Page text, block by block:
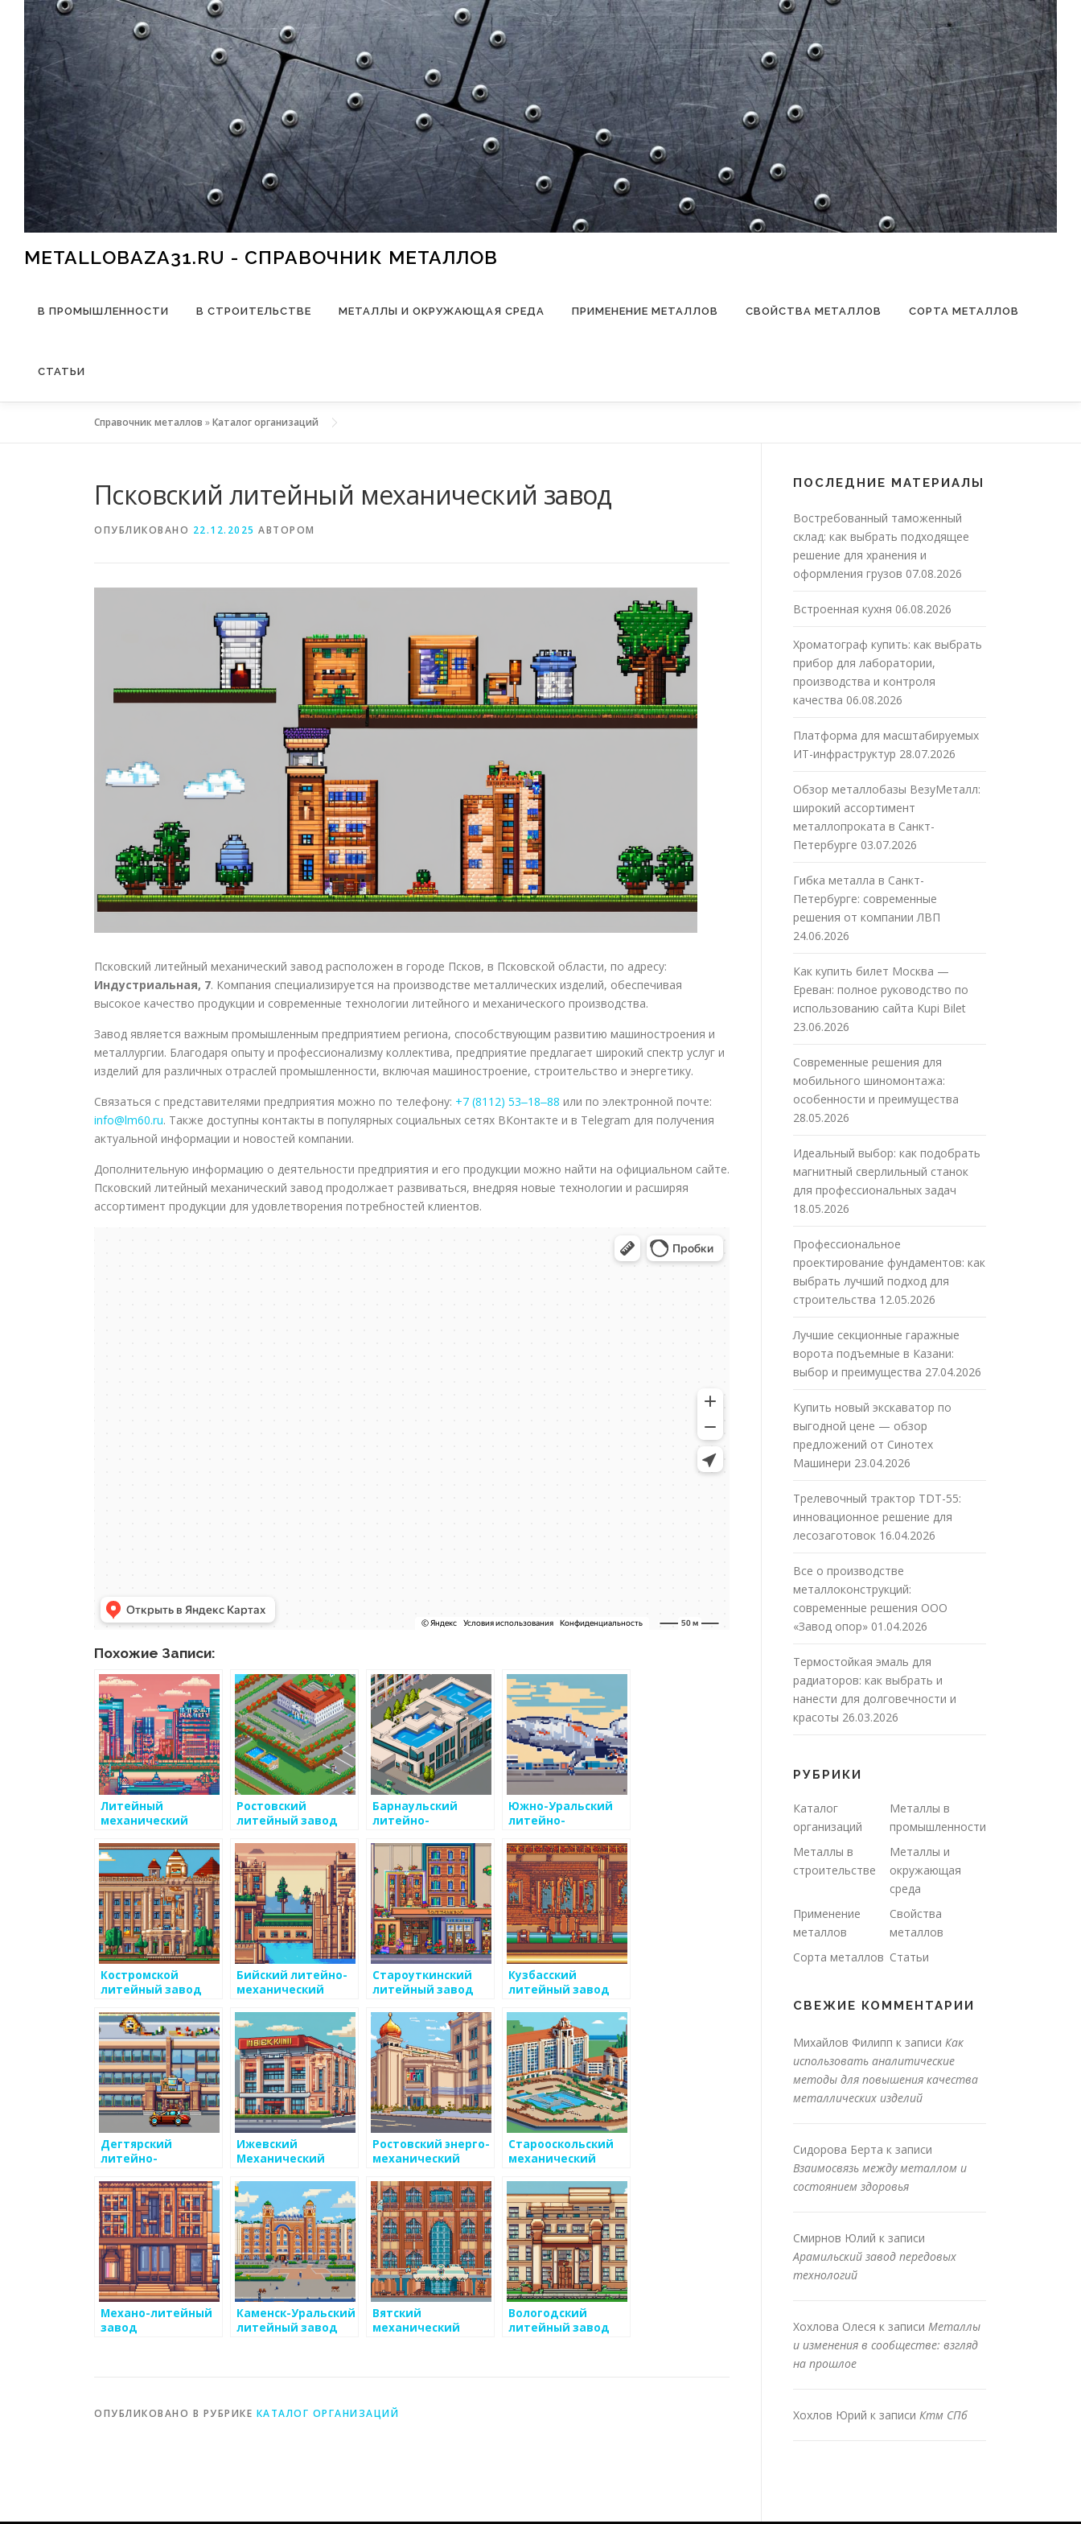
Перейти к содержимому
METALLOBAZA31.RU - СПРАВОЧНИК МЕТАЛЛОВ
В ПРОМЫШЛЕННОСТИ В СТРОИТЕЛЬСТВЕ МЕТАЛЛЫ И ОКРУЖАЮЩАЯ СРЕДА ПРИМЕНЕНИЕ МЕТАЛЛОВ СВОЙСТВА МЕТАЛЛОВ СОРТА МЕТАЛЛОВ
СТАТЬИ
Справочник металлов »Каталог организаций
Псковский литейный механический завод
ОПУБЛИКОВАНО 22.12.2025 АВТОРОМ
Псковский литейный механический завод расположен в городе Псков, в Псковской области, по адресу:
Индустриальная, 7. Компания специализируется на производстве металлических изделий, обеспечивая
высокое качество продукции и современные технологии литейного и механического производства.
Завод является важным промышленным предприятием региона, способствующим развитию машиностроения и
металлургии. Благодаря опыту и профессионализму коллектива, предприятие предлагает широкий спектр услуг и
изделий для различных отраслей промышленности, включая машиностроение, строительство и энергетику.
Связаться с представителями предприятия можно по телефону: +7 (8112) 53‒18‒88 или по электронной почте:
info@lm60.ru. Также доступны контакты в популярных социальных сетях ВКонтакте и в Telegram для получения
актуальной информации и новостей компании.
Дополнительную информацию о деятельности предприятия и его продукции можно найти на официальном сайте.
Псковский литейный механический завод продолжает развиваться, внедряя новые технологии и расширяя
ассортимент продукции для удовлетворения потребностей клиентов.
Похожие Записи:
Литейный
механический
Ростовский
литейный завод
Барнаульский
литейно-
завод
Южно-Уральский
литейно-
завод
Костромской
литейный завод
Бийский литейно-
механический
Староуткинский
литейный завод
Кузбасский
литейный завод
Дегтярский
литейно-
завод
Ижевский
Механический
Ростовский энерго-
механический
Старооскольский
механический
Механо-литейный
завод
Каменск-Уральский
литейный завод
Вятский
механический
Вологодский
литейный завод
ОПУБЛИКОВАНО В РУБРИКЕ КАТАЛОГ ОРГАНИЗАЦИЙ
ПОСЛЕДНИЕ МАТЕРИАЛЫ
Востребованный таможенный
склад: как выбрать подходящее
решение для хранения и
оформления грузов 07.08.2026
Встроенная кухня 06.08.2026
Хроматограф купить: как выбрать
прибор для лаборатории,
производства и контроля
качества 06.08.2026
Платформа для масштабируемых
ИТ-инфраструктур 28.07.2026
Обзор металлобазы ВезуМеталл:
широкий ассортимент
металлопроката в Санкт-
Петербурге 03.07.2026
Гибка металла в Санкт-
Петербурге: современные
решения от компании ЛВП
24.06.2026
Как купить билет Москва —
Ереван: полное руководство по
использованию сайта Kupi Bilet
23.06.2026
Современные решения для
мобильного шиномонтажа:
особенности и преимущества
28.05.2026
Идеальный выбор: как подобрать
магнитный сверлильный станок
для профессиональных задач
18.05.2026
Профессиональное
проектирование фундаментов: как
выбрать лучший подход для
строительства 12.05.2026
Лучшие секционные гаражные
ворота подъемные в Казани:
выбор и преимущества 27.04.2026
Купить новый экскаватор по
выгодной цене — обзор
предложений от Синотех
Машинери 23.04.2026
Трелевочный трактор TDT-55:
инновационное решение для
лесозаготовок 16.04.2026
Все о производстве
металлоконструкций:
современные решения ООО
«Завод опор» 01.04.2026
Термостойкая эмаль для
радиаторов: как выбрать и
нанести для долговечности и
красоты 26.03.2026
РУБРИКИ
Каталог
организаций
Металлы в
промышленности
Металлы в
строительстве
Металлы и
окружающая
среда
Применение
металлов
Свойства
металлов
Сорта металлов Статьи
СВЕЖИЕ КОММЕНТАРИИ
Михайлов Филипп к записи Как
использовать аналитические
методы для повышения качества
металлических изделий
Сидорова Берта к записи
Взаимосвязь между металлом и
состоянием здоровья
Смирнов Юлий к записи
Арамильский завод передовых
технологий
Хохлова Олеся к записи Металлы
и изменения в сообществе: взгляд
на прошлое
Хохлов Юрий к записи Ктм СПб